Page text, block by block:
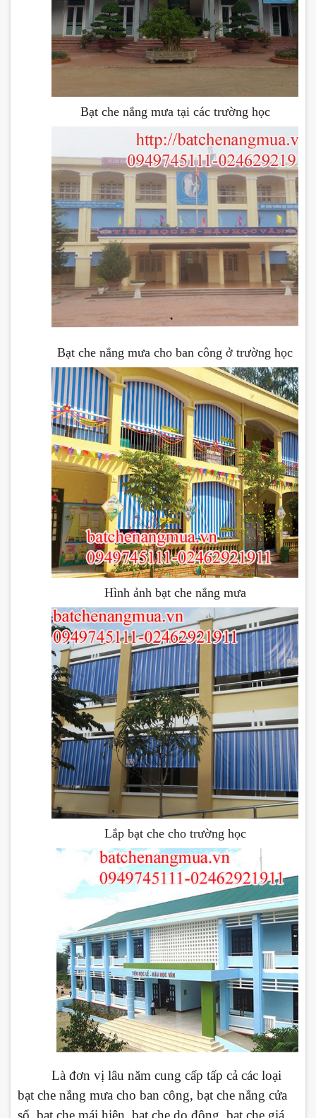
Bạt che nắng mưa tại các trường học
Bạt che nắng mưa cho ban công ở trường học
Hình ảnh bạt che nắng mưa
Lắp bạt che cho trường học
Là đơn vị lâu năm cung cấp tấp cả các loại
bạt che nắng mưa cho ban công, bạt che nắng cửa